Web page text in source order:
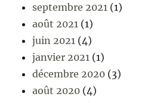
septembre 2021 (1)
août 2021 (1)
juin 2021 (4)
janvier 2021 (1)
décembre 2020 (3)
août 2020 (4)